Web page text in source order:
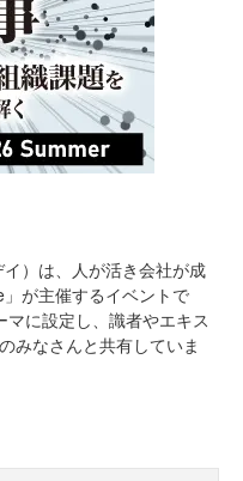
）は、人が活き会社が成
が主催するイベントで
に設定し、識者やエキス
みなさんと共有していま